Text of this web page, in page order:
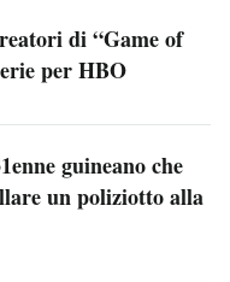
di “Game of
per HBO
guineano che
un poliziotto alla